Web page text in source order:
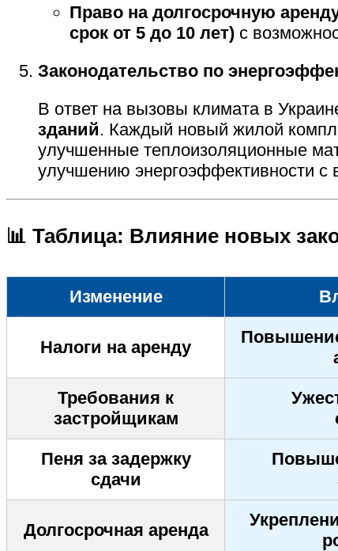
Право на долгосрочную
срок от 5 до 10 лет) с
Законодательство по
В ответ на вызовы климата в
зданий. Каждый новый жилой
улучшенные теплоизоляционные
улучшению энергоэффективности с
📊 Таблица: Влияние новых
Изменение
Налоги на аренду
Требования к
застройщикам
Пеня за задержку
сдачи
Долгосрочная аренда